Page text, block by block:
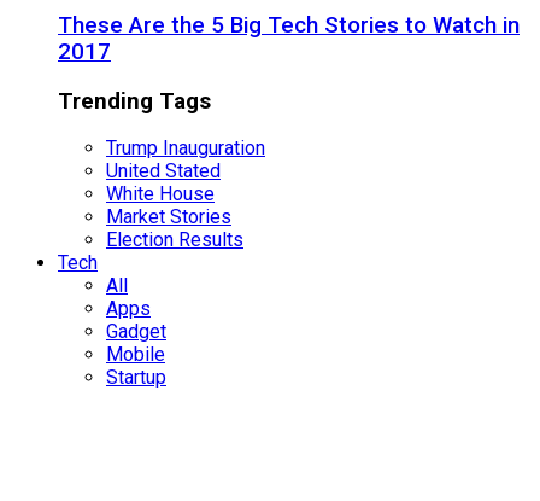
These Are the 5 Big Tech Stories to Watch in
2017
Trending Tags
Trump Inauguration
United Stated
White House
Market Stories
Election Results
Tech
All
Apps
Gadget
Mobile
Startup